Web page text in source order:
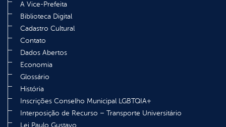
A Vice-Prefeita
Biblioteca Digital
Cadastro Cultural
Contato
Dados Abertos
Economia
Glossário
História
Inscrições Conselho Municipal LGBTQIA+
Interposição de Recurso – Transporte Universitário
Lei Paulo Gustavo